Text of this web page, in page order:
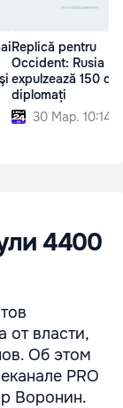
Replică pentru
Occident: Rusia
expulzează 150 de
diplomați
30 Мар. 10:14
4400
власти,
Об этом
PRO
Воронин.